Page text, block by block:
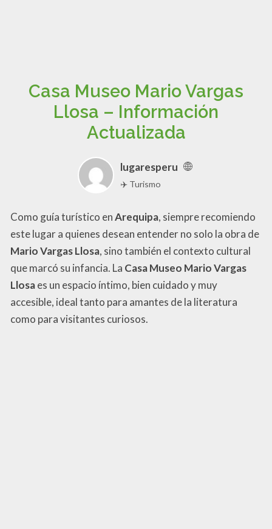
Casa Museo Mario Vargas
Llosa – Información
Actualizada
lugaresperu
✈️ Turismo
Como guía turístico enArequipa, siempre recomiendo
este lugar a quienes desean entender no solo la obra de
Mario Vargas Llosa, sino también el contexto cultural
que marcó su infancia. La Casa Museo Mario Vargas
Llosaes un espacio íntimo, bien cuidado y muy
accesible, ideal tanto para amantes de la literatura
como para visitantes curiosos.